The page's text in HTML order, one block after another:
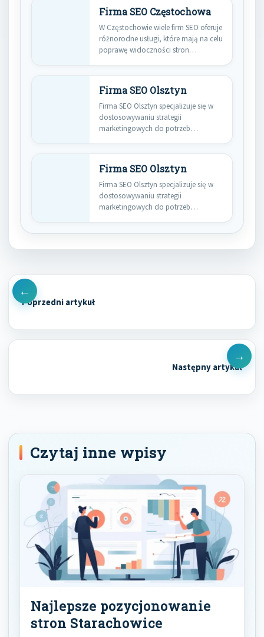
Firma SEO Częstochowa
W Częstochowie wiele firm SEO oferuje
różnorodne usługi, które mają na celu
poprawę widoczności stron…
Firma SEO Olsztyn
Firma SEO Olsztyn specjalizuje się w
dostosowywaniu strategii
marketingowych do potrzeb
Firma SEO Olsztyn
Firma SEO Olsztyn specjalizuje się w
dostosowywaniu strategii
marketingowych do potrzeb
Nawigacja
wpisu
Previous
Next
Post
Czytaj inne wpisy
Najlepsze pozycjonowanie
stron Starachowice